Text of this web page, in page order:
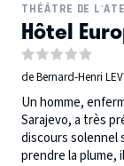
THÉÂTRE DE
Hôtel
de Bernard-Henri
Un homme,
Sarajevo, a très
discours solennel
prendre la plume,